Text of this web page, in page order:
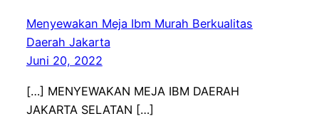
Menyewakan Meja Ibm Murah Berkualitas
Daerah Jakarta
Juni 20, 2022
[…] MENYEWAKAN MEJA IBM DAERAH
JAKARTA SELATAN […]